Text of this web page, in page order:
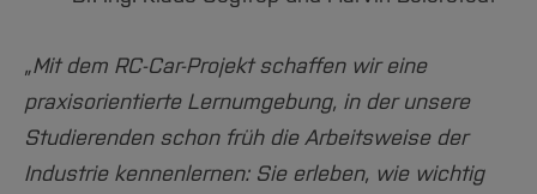
„Mit dem RC-Car-Projekt schaffen wir eine
praxisorientierte Lernumgebung, in der unsere
Studierenden schon früh die Arbeitsweise der
Industrie kennenlernen: Sie erleben, wie wichtig